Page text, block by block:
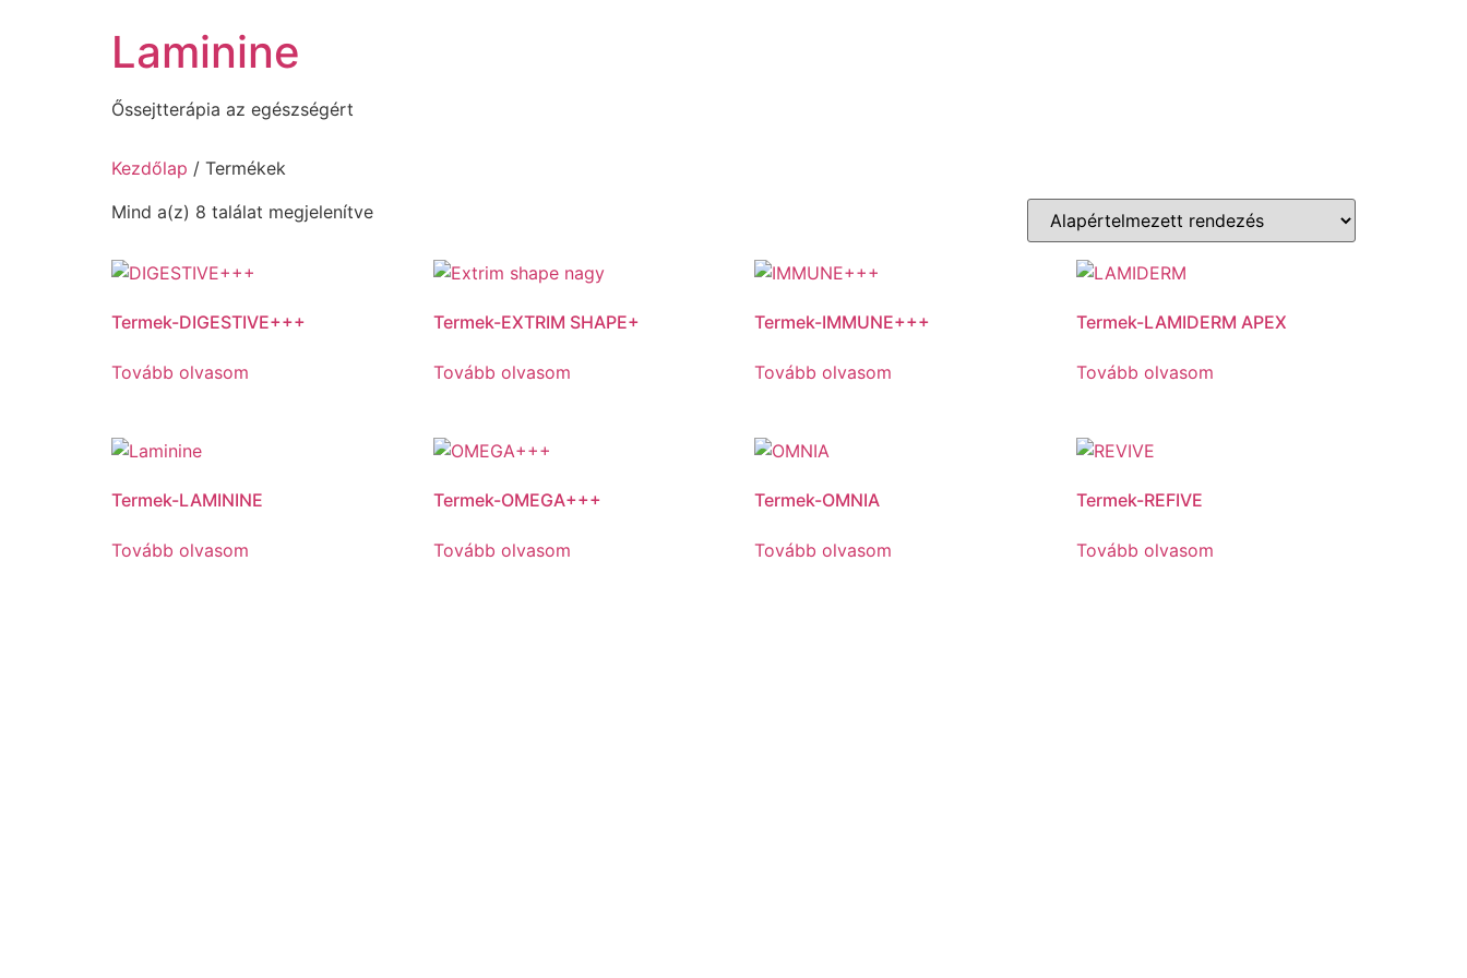
Laminine
Őssejtterápia az egészségért
Kezdőlap / Termékek
Mind a(z) 8 találat megjelenítve
Termek-DIGESTIVE+++
Tovább olvasom
Termek-EXTRIM SHAPE+
Tovább olvasom
Termek-IMMUNE+++
Tovább olvasom
Termek-LAMIDERM APEX
Tovább olvasom
Termek-LAMININE
Tovább olvasom
Termek-OMEGA+++
Tovább olvasom
Termek-OMNIA
Tovább olvasom
Termek-REFIVE
Tovább olvasom